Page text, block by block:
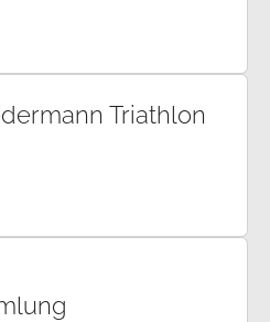
Triathlon